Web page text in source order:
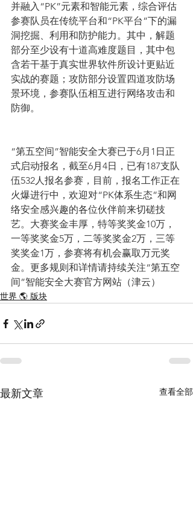
并融入“PK”元素和智能元素，综合评估
参赛队员在传统平台和“PK平台”下的漏
洞挖掘、利用和防护能力。其中，解题
部分至少设有十道高难度题目，其中包
含若干基于真实世界软件所设计更贴近
实战的赛题；攻防部分设置四道攻防场
景环境，参赛队伍相互进行网络攻击和
防御。
“第五空间”智能安全大赛已于6月1日正
式启动报名，截至6月4日，已有187支队
伍532人报名参赛，目前，报名工作正在
火爆进行中，欢迎对“PK体系生态”和网
络安全感兴趣的各位伙伴前来切磋技
艺。大赛奖金丰厚，特等奖奖金10万，
一等奖奖金5万，二等奖奖金2万，三等
奖奖金1万，参赛将有机会赢取万元奖
金。更多规则和详情请持续关注“第五空
间”智能安全大赛官方网站（津云）
世界 🌎 版块
最新文章 查看全部